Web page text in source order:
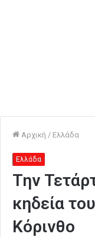
Αρχική / Ελλάδα
Ελλάδα
Την
κηδεία
Κόρινθο